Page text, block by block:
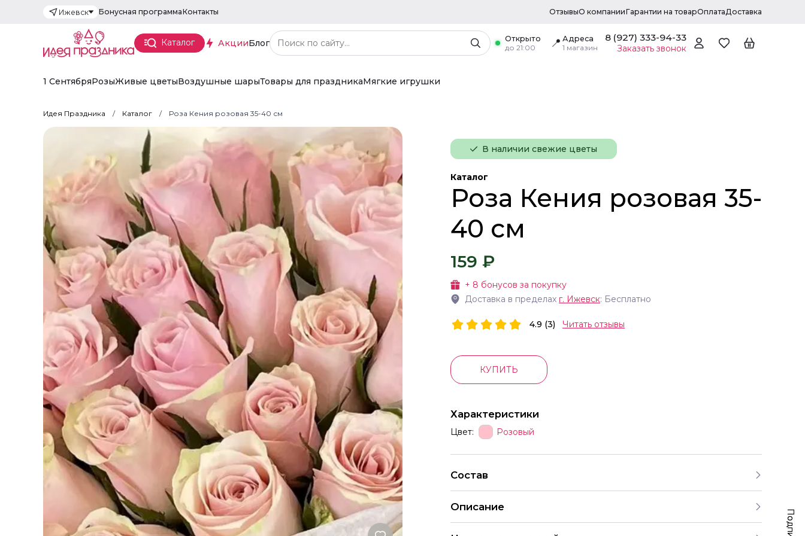
Ижевск Бонусная программаКонтакты ОтзывыО компанииГарантии на товарОплатаДоставка
Каталог АкцииБлог
Открыто
до 21:00
📍 Адреса
1 магазин
8 (927) 333-94-33
Заказать звонок
1 СентябряРозыЖивые цветыВоздушные шарыТовары для праздникаМягкие игрушки
Идея Праздника Каталог Роза Кения розовая 35-40 см
В наличии свежие цветы
Каталог
Роза Кения розовая 35-
40 см
159 ₽
+ 8 бонусов за покупку
Доставка в пределах г. Ижевск: Бесплатно
4.9 (3) Читать отзывы
КУПИТЬ
Характеристики
Цвет: Розовый
Состав
Описание